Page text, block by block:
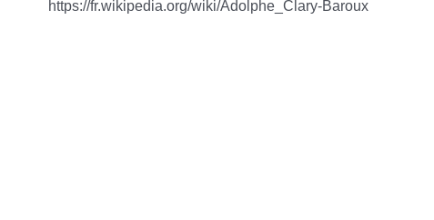
https://fr.wikipedia.org/wiki/Adolphe_Clary-Baroux